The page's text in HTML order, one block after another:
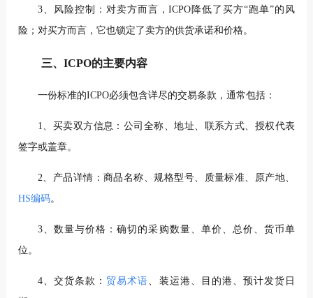
3、风险控制：对卖方而言，ICPO降低了买方“跑单”的风
险；对买方而言，它也锁定了卖方的供货承诺和价格。
三、ICPO的主要内容
一份标准的ICPO必须包含详尽的交易条款，通常包括：
1、买卖双方信息：公司全称、地址、联系方式、授权代表
签字或盖章。
2、产品详情：商品名称、规格型号、质量标准、原产地、
HS编码。
3、数量与价格：确切的采购数量、单价、总价、货币单
位。
4、交货条款： 贸易术语、装运港、目的港、预计发货日